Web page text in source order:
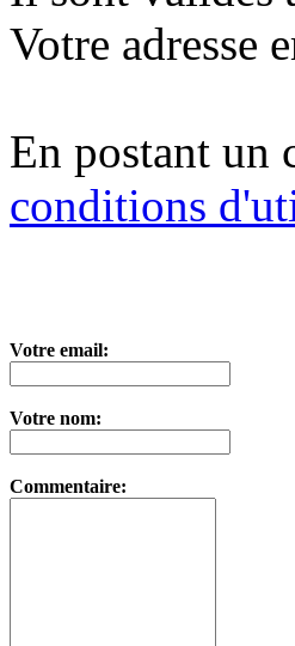
Votre adresse
En postant un
conditions
Votre email:
Votre nom:
Commentaire: